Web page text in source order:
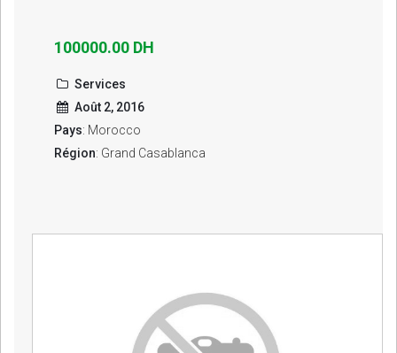
100000.00 DH
Services
Août 2, 2016
Pays: Morocco
Région: Grand Casablanca